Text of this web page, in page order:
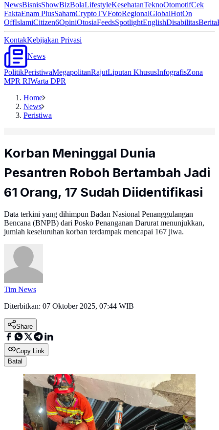
NewsBisnisShowBizBolaLifestyleKesehatanTeknoOtomotifCek
FaktaEnam PlusSahamCryptoTVFotoRegionalGlobalHotOn
OffIslamiCitizen6OpiniOtosiaFeedsSpotlightEnglishDisabilitasBerita
KontakKebijakan Privasi
News
PolitikPeristiwaMegapolitanRajutLiputan KhususInfografisZona
MPR RIWarta DPR
Home
News
Peristiwa
Korban Meninggal Dunia
Pesantren Roboh Bertambah Jadi
61 Orang, 17 Sudah Diidentifikasi
Data terkini yang dihimpun Badan Nasional Penanggulangan
Bencana (BNPB) dari Posko Penanganan Darurat menunjukkan,
jumlah keseluruhan korban terdampak mencapai 167 jiwa.
Tim News
Diterbitkan: 07 Oktober 2025, 07:44 WIB
Share
Copy Link
Batal